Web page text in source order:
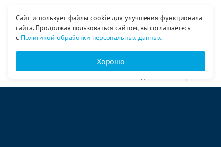
Сайт использует файлы cookie для улучшения функционала
сайта. Продолжая пользоваться сайтом, вы соглашаетесь
с Политикой обработки персональных данных.
Хорошо